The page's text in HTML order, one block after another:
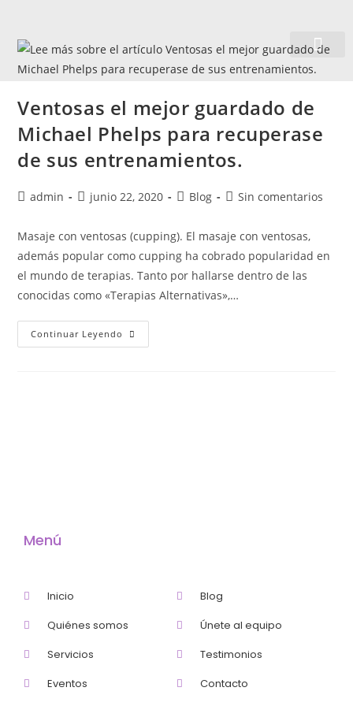
Ventosas el mejor guardado de
Michael Phelps para recuperase
de sus entrenamientos.
admin junio 22, 2020 Blog Sin comentarios
Masaje con ventosas (cupping). El masaje con ventosas,
además popular como cupping ha cobrado popularidad en
el mundo de terapias. Tanto por hallarse dentro de las
conocidas como «Terapias Alternativas»,…
Continuar Leyendo
Menú
Inicio
Quiénes somos
Servicios
Eventos
Blog
Únete al equipo
Testimonios
Contacto